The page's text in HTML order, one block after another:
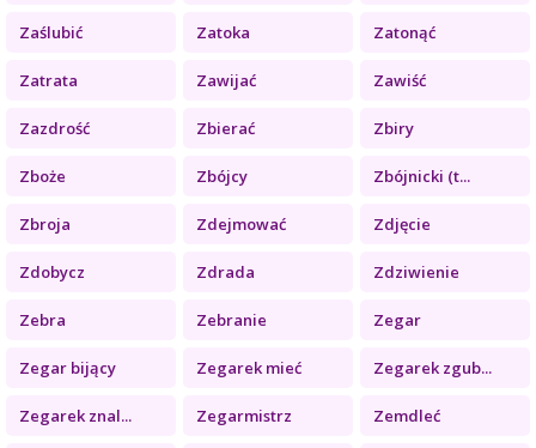
Zaślubić Zatoka Zatonąć
Zatrata Zawijać Zawiść
Zazdrość Zbierać Zbiry
Zboże Zbójcy Zbójnicki (t...
Zbroja Zdejmować Zdjęcie
Zdobycz Zdrada Zdziwienie
Zebra Zebranie Zegar
Zegar bijący Zegarek mieć Zegarek zgub...
Zegarek znal... Zegarmistrz Zemdleć